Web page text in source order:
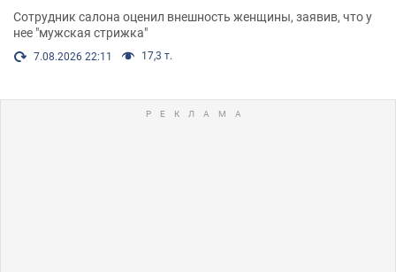
Сотрудник салона оценил внешность женщины, заявив, что у
нее "мужская стрижка"
7.08.2026 22:11 17,3 т.